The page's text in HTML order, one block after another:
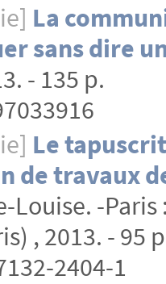
La
sans dire
- 135 p.
Le
de travaux
Louise. -
, 2013. - 95
2404-1